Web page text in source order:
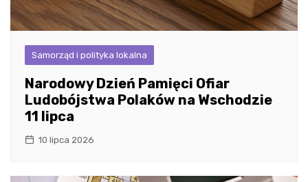
Samorząd i polityka lokalna
Narodowy Dzień Pamięci Ofiar
Ludobójstwa Polaków na Wschodzie
11 lipca
10 lipca 2026